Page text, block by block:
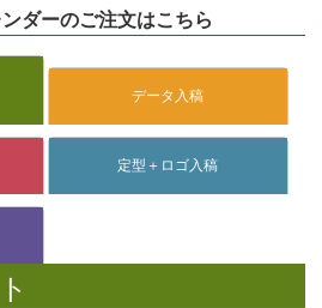
ダーのご注文はこちら